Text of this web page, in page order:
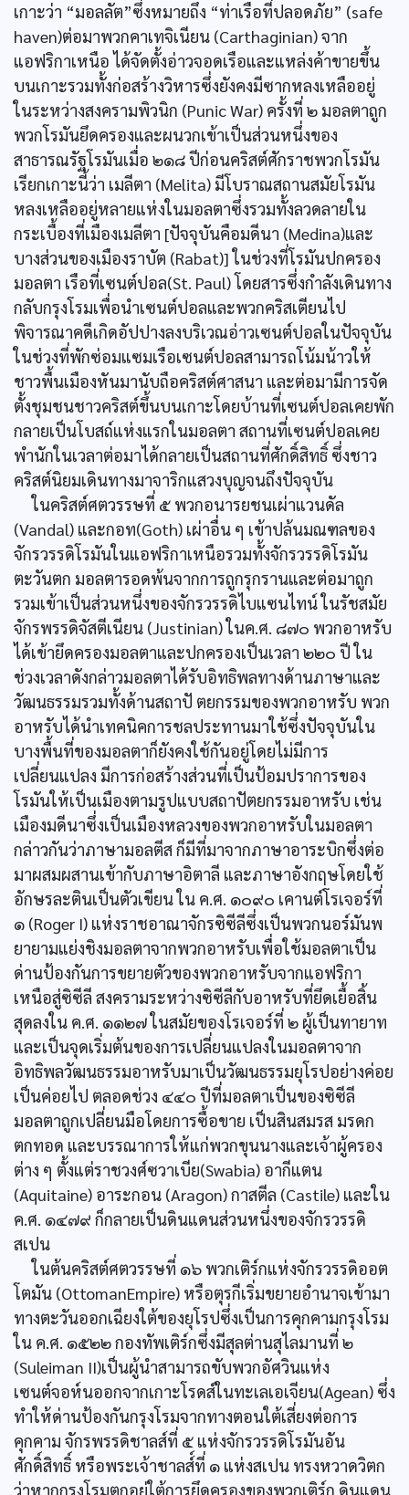
เกาะว่า “มอลลัต”ซึ่งหมายถึง “ท่าเรือที่ปลอดภัย” (safe
haven)ต่อมาพวกคาเทจิเนียน (Carthaginian) จาก
แอฟริกาเหนือ ได้จัดตั้งอ่าวจอดเรือและแหล่งค้าขายขึ้น
บนเกาะรวมทั้งก่อสร้างวิหารซึ่งยังคงมีซากหลงเหลืออยู่
ในระหว่างสงครามพิวนิก (Punic War) ครั้งที่ ๒ มอลตาถูก
พวกโรมันยึดครองและผนวกเข้าเป็นส่วนหนึ่งของ
สาธารณรัฐโรมันเมื่อ ๒๑๘ ปีก่อนคริสต์ศักราชพวกโรมัน
เรียกเกาะนี้ว่า เมลีตา (Melita) มีโบราณสถานสมัยโรมัน
หลงเหลืออยู่หลายแห่งในมอลตาซึ่งรวมทั้งลวดลายใน
กระเบื้องที่เมืองเมลีตา [ปัจจุบันคือมดีนา (Medina)และ
บางส่วนของเมืองราบัต (Rabat)] ในช่วงที่โรมันปกครอง
มอลตา เรือที่เซนต์ปอล(St. Paul) โดยสารซึ่งกำลังเดินทาง
กลับกรุงโรมเพื่อนำเซนต์ปอลและพวกคริสเตียนไป
พิจารณาคดีเกิดอัปปางลงบริเวณอ่าวเซนต์ปอลในปัจจุบัน
ในช่วงที่พักซ่อมแซมเรือเซนต์ปอลสามารถโน้มน้าวให้
ชาวพื้นเมืองหันมานับถือคริสต์ศาสนา และต่อมามีการจัด
ตั้งชุมชนชาวคริสต์ขึ้นบนเกาะโดยบ้านที่เซนต์ปอลเคยพัก
กลายเป็นโบสถ์แห่งแรกในมอลตา สถานที่เซนต์ปอลเคย
พำนักในเวลาต่อมาได้กลายเป็นสถานที่ศักดิ์สิทธิ์ ซึ่งชาว
คริสต์นิยมเดินทางมาจาริกแสวงบุญจนถึงปัจจุบัน
ในคริสต์ศตวรรษที่ ๕ พวกอนารยชนเผ่าแวนดัล
(Vandal) และกอท(Goth) เผ่าอื่น ๆ เข้าปล้นมณฑลของ
จักรวรรดิโรมันในแอฟริกาเหนือรวมทั้งจักรวรรดิโรมัน
ตะวันตก มอลตารอดพ้นจากการถูกรุกรานและต่อมาถูก
รวมเข้าเป็นส่วนหนึ่งของจักรวรรดิไบแซนไทน์ ในรัชสมัย
จักรพรรดิจัสตีเนียน (Justinian) ในค.ศ. ๘๗๐ พวกอาหรับ
ได้เข้ายึดครองมอลตาและปกครองเป็นเวลา ๒๒๐ ปี ใน
ช่วงเวลาดังกล่าวมอลตาได้รับอิทธิพลทางด้านภาษาและ
วัฒนธรรมรวมทั้งด้านสถาปั ตยกรรมของพวกอาหรับ พวก
อาหรับได้นำเทคนิคการชลประทานมาใช้ซึ่งปัจจุบันใน
บางพื้นที่ของมอลตาก็ยังคงใช้กันอยู่โดยไม่มีการ
เปลี่ยนแปลง มีการก่อสร้างส่วนที่เป็นป้อมปราการของ
โรมันให้เป็นเมืองตามรูปแบบสถาปัตยกรรมอาหรับ เช่น
เมืองมดีนาซึ่งเป็นเมืองหลวงของพวกอาหรับในมอลตา
กล่าวกันว่าภาษามอลตีส ก็มีที่มาจากภาษาอาระบิกซึ่งต่อ
มาผสมผสานเข้ากับภาษาอิตาลี และภาษาอังกฤษโดยใช้
อักษรละตินเป็นตัวเขียน ใน ค.ศ. ๑๐๙๐ เคานต์โรเจอร์ที่
๑ (Roger I) แห่งราชอาณาจักรซิซีลีซึ่งเป็นพวกนอร์มันพ
ยายามแย่งชิงมอลตาจากพวกอาหรับเพื่อใช้มอลตาเป็น
ด่านป้องกันการขยายตัวของพวกอาหรับจากแอฟริกา
เหนือสู่ซิซีลี สงครามระหว่างซิซีลีกับอาหรับที่ยึดเยื้อสิ้น
สุดลงใน ค.ศ. ๑๑๒๗ ในสมัยของโรเจอร์ที่ ๒ ผู้เป็นทายาท
และเป็นจุดเริ่มต้นของการเปลี่ยนแปลงในมอลตาจาก
อิทธิพลวัฒนธรรมอาหรับมาเป็นวัฒนธรรมยุโรปอย่างค่อย
เป็นค่อยไป ตลอดช่วง ๔๔๐ ปีที่มอลตาเป็นของซิซีลี
มอลตาถูกเปลี่ยนมือโดยการซื้อขาย เป็นสินสมรส มรดก
ตกทอด และบรรณาการให้แก่พวกขุนนางและเจ้าผู้ครอง
ต่าง ๆ ตั้งแต่ราชวงศ์ซวาเบีย(Swabia) อากีแตน
(Aquitaine) อาระกอน (Aragon) กาสตีล (Castile) และใน
ค.ศ. ๑๔๗๙ ก็กลายเป็นดินแดนส่วนหนึ่งของจักรวรรดิ
สเปน
ในต้นคริสต์ศตวรรษที่ ๑๖ พวกเติร์กแห่งจักรวรรดิออต
โตมัน (OttomanEmpire) หรือตุรกีเริ่มขยายอำนาจเข้ามา
ทางตะวันออกเฉียงใต้ของยุโรปซึ่งเป็นการคุกคามกรุงโรม
ใน ค.ศ. ๑๕๒๒ กองทัพเติร์กซึ่งมีสุลต่านสุไลมานที่ ๒
(Suleiman II)เป็นผู้นำสามารถขับพวกอัศวินแห่ง
เซนต์จอห์นออกจากเกาะโรดส์ในทะเลเอเจียน(Agean) ซึ่ง
ทำให้ด่านป้องกันกรุงโรมจากทางตอนใต้เสี่ยงต่อการ
คุกคาม จักรพรรดิชาลส์ที่ ๕ แห่งจักรวรรดิโรมันอัน
ศักดิ์สิทธิ์ หรือพระเจ้าชาลส์์ที่ ๑ แห่งสเปน ทรงหวาดวิตก
ว่าหากกรุงโรมตกอยู่ใต้การยึดครองของพวกเติร์ก ดินแดน